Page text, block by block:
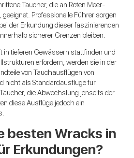
Taucher, die an Roten Meer-
Professionelle Führer sorgen
der Erkundung dieser faszinierenden
sicherer Grenzen bleiben.
in tieferen Gewässern stattfinden und
erfordern, werden sie in der
von Tauchausflügen von
nicht als Standardausflüge für
die Abwechslung jenseits der
diese Ausflüge jedoch ein
besten Wracks in
Erkundungen?